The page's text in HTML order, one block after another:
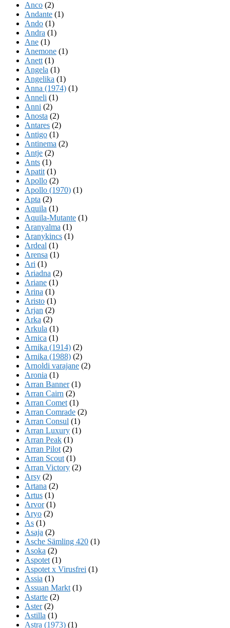
Anco (2)
Andante (1)
Ando (1)
Andra (1)
Ane (1)
Anemone (1)
Anett (1)
Angela (1)
Angelika (1)
Anna (1974) (1)
Anneli (1)
Anni (2)
Anosta (2)
Antares (2)
Antigo (1)
Antinema (2)
Antje (2)
Ants (1)
Apatit (1)
Apollo (2)
Apollo (1970) (1)
Apta (2)
Aquila (1)
Aquila-Mutante (1)
Aranyalma (1)
Aranykincs (1)
Ardeal (1)
Arensa (1)
Ari (1)
Ariadna (2)
Ariane (1)
Arina (1)
Aristo (1)
Arjan (2)
Arka (2)
Arkula (1)
Arnica (1)
Arnika (1914) (2)
Arnika (1988) (2)
Arnoldi varajane (2)
Aronia (1)
Arran Banner(1)
Arran Cairn (2)
Arran Comet (1)
Arran Comrade (2)
Arran Consul (1)
Arran Luxury (1)
Arran Peak (1)
Arran Pilot (2)
Arran Scout (1)
Arran Victory (2)
Arsy (2)
Artana (2)
Artus (1)
Arvor(1)
Aryo (2)
As (1)
Asaja (2)
Asche Sämling 420 (1)
Asoka (2)
Aspotet (1)
Aspotet x Virusfrei (1)
Assia (1)
Assuan Markt (1)
Astarte (2)
Aster(2)
Astilla (1)
Astra (1973) (1)